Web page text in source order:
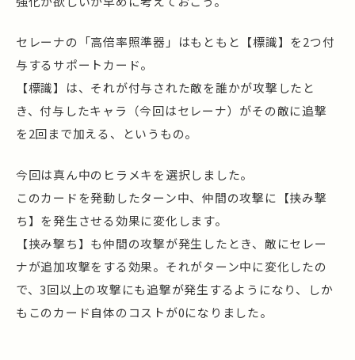
セレーナの「高倍率照準器」はもともと【標識】を2つ付
与するサポートカード。
【標識】は、それが付与された敵を誰かが攻撃したと
き、付与したキャラ（今回はセレーナ）がその敵に追撃
を2回まで加える、というもの。
今回は真ん中のヒラメキを選択しました。
このカードを発動したターン中、仲間の攻撃に【挟み撃
ち】を発生させる効果に変化します。
【挟み撃ち】も仲間の攻撃が発生したとき、敵にセレー
ナが追加攻撃をする効果。それがターン中に変化したの
で、3回以上の攻撃にも追撃が発生するようになり、しか
もこのカード自体のコストが0になりました。